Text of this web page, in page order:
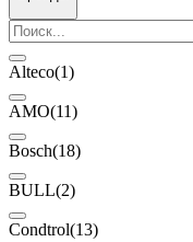
Alteco(1)
AMO(11)
Bosch(18)
BULL(2)
Condtrol(13)